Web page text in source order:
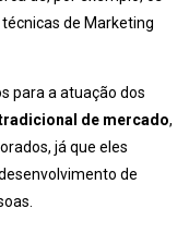
de Marketing
para a atuação dos
de mercado,
já que eles
de